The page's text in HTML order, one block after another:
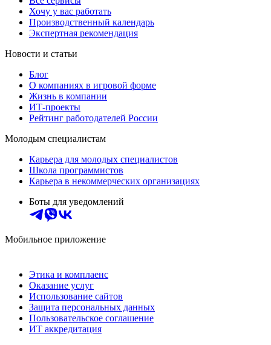
Хочу у вас работать
Производственный календарь
Экспертная рекомендация
Новости и статьи
Блог
О компаниях в игровой форме
Жизнь в компании
ИТ-проекты
Рейтинг работодателей России
Молодым специалистам
Карьера для молодых специалистов
Школа программистов
Карьера в некоммерческих организациях
Боты для уведомлений
Мобильное приложение
Этика и комплаенс
Оказание услуг
Использование сайтов
Защита персональных данных
Пользовательское соглашение
ИТ аккредитация